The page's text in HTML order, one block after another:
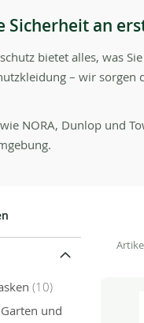
Sicherheit an
bietet alles, was
– wir
NORA, Dunlop und
10
Artikel
und